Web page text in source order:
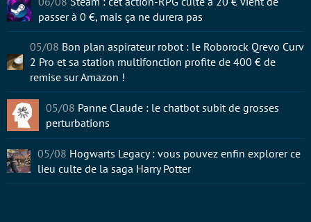
passer à 0 €, mais ça ne durera pas
05/08 Bon plan aspirateur robot : le Roborock Qrevo Curv
2 Pro et sa station multifonction profite de 400 € de
remise sur Amazon !
05/08 Panne Claude : le chatbot subit de grosses
perturbations
05/08 Hogwarts Legacy : vous pouvez enfin explorer ce
lieu culte de la saga Harry Potter